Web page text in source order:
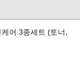
어 3종세트 (토너,